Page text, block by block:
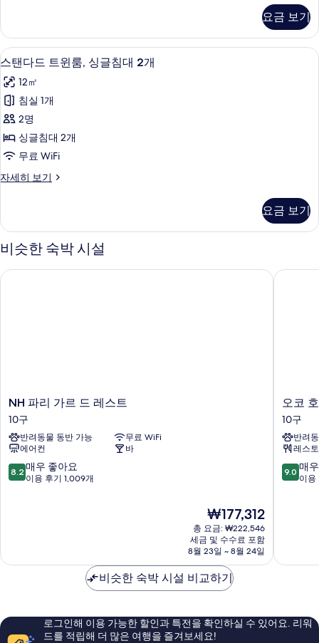
침
대
1
개
및
소
파
베
드
모
두
보
더
블
룸,
블
침
대
개
및
소
파
세
보
요금 보기
스
탠
다
드
트
윈
싱
침
대
2
개
스탠다드 트윈룸, 싱글침대 2개 | 고급
13
스탠다드 트윈룸, 싱글침대 2개
12㎡
침실 1개
2명
싱글침대 2개
무료 WiFi
자세히 보기
스
트
윈
룸,
글
요금 보기
비슷한 숙박 시설
NH
파
리
가
르
드
레
NH 파리 가르 드 레스트
10구
반려동물 동반 가능
무료 WiFi
에어컨
바
10
점
우
이
용
8.2 매우 좋아요
이용 후기 1,009개
현
재
요
금
₩177,312
₩177,312
총 요금: ₩222,546
세금 및 수수료 포함
8월 23일 ~ 8월 24일
NH 파리 가르 드 레스트
오
코
호
텔
파
리
가
구
오코
10구
반려
레스
10
점
우
요,
9.0 매
이용
오코 호
비슷한 숙박 시설 비교하기
로그인해 이용 가능한 할인과 특전을 확인하실 수 있어요. 리워
드를 적립해 더 많은 여행을 즐겨보세요!